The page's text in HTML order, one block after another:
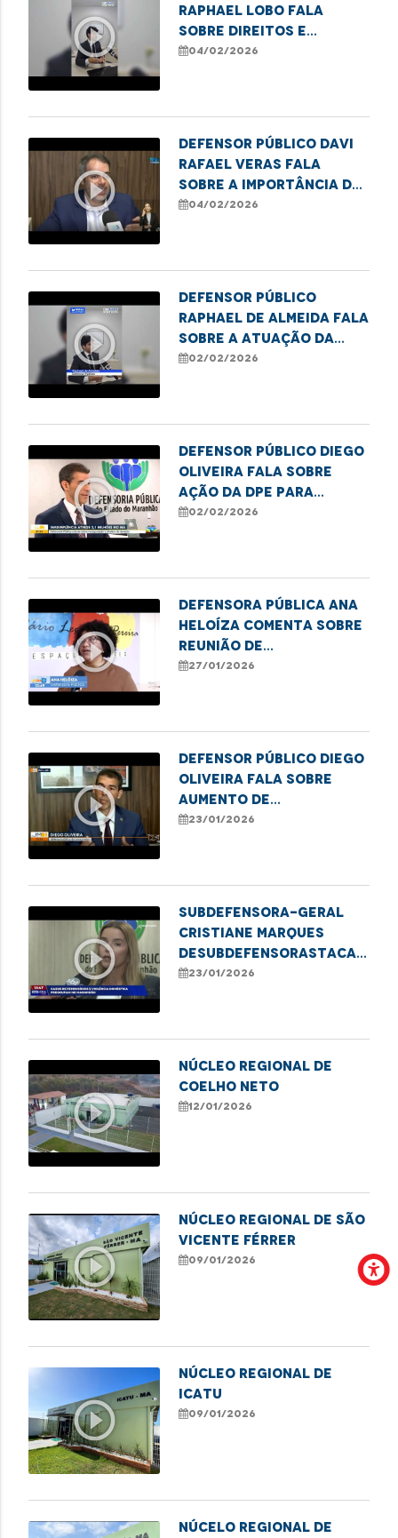
play_circle_outline
Raphael Lobo fala
sobre direitos e
deveres na pensão
04/02/2026
play_circle_outline
Defensor público Davi
Rafael Veras fala
sobre a importância da
lei Infância e
04/02/2026
play_circle_outline
Defensor Público
Raphael de Almeida fala
sobre a atuação da
Defensoria no Núcleo
02/02/2026
play_circle_outline
Defensor Público Diego
Oliveira fala sobre
ação da DPE para
renegociação de dívida.
02/02/2026
play_circle_outline
Defensora Pública Ana
Heloíza comenta sobre
reunião de
representantes da
Imperatriz
27/01/2026
play_circle_outline
Defensor Público Diego
Oliveira fala sobre
aumento de
inadimplência que
23/01/2026
play_circle_outline
Subdefensora-Geral
Cristiane Marques
deSubdefensorastaca
Defensoria Protetiva
23/01/2026
play_circle_outline
NÚCLEO REGIONAL DE
COELHO NETO
12/01/2026
play_circle_outline
NÚCLEO REGIONAL DE SÃO
VICENTE FÉRRER
09/01/2026
play_circle_outline
NÚCLEO REGIONAL DE
ICATU
09/01/2026
NÚCELO REGIONAL DE